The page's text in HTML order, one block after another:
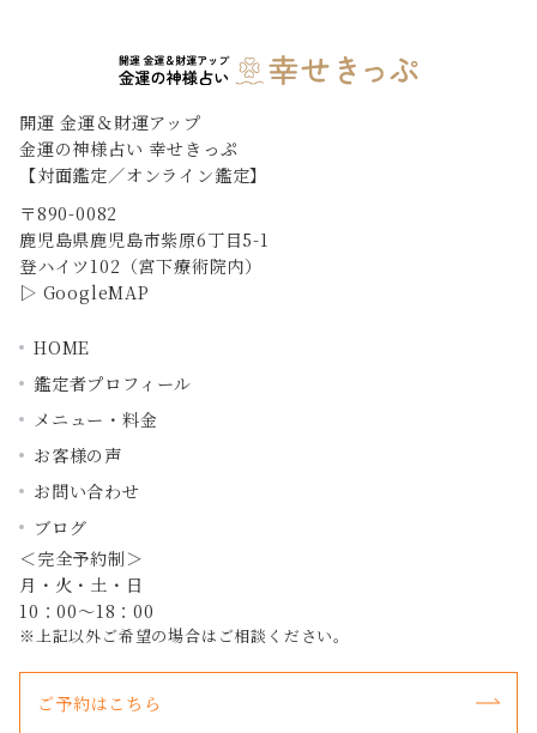
開運 金運＆財運アップ
金運の神様占い 幸せきっぷ
【対面鑑定／オンライン鑑定】
〒890-0082
鹿児島県鹿児島市紫原6丁目5-1
登ハイツ102（宮下療術院内）
▷ GoogleMAP
HOME
鑑定者プロフィール
メニュー・料金
お客様の声
お問い合わせ
ブログ
＜完全予約制＞
月・火・土・日
10：00～18：00
※上記以外ご希望の場合はご相談ください。
ご予約はこちら